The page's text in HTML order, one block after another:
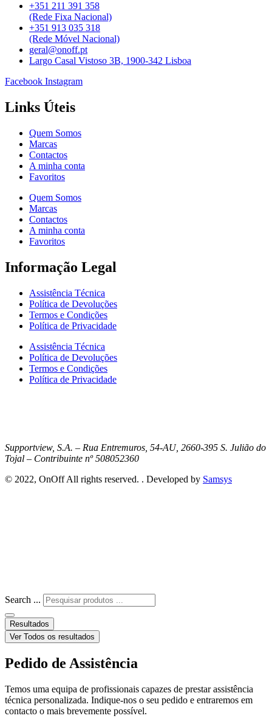
+351 211 391 358
(Rede Fixa Nacional)
+351 913 035 318
(Rede Móvel Nacional)
geral@onoff.pt
Largo Casal Vistoso 3B, 1900-342 Lisboa
Facebook Instagram
Links Úteis
Quem Somos
Marcas
Contactos
A minha conta
Favoritos
Quem Somos
Marcas
Contactos
A minha conta
Favoritos
Informação Legal
Assistência Técnica
Política de Devoluções
Termos e Condições
Política de Privacidade
Assistência Técnica
Política de Devoluções
Termos e Condições
Política de Privacidade
Supportview, S.A. – Rua Entremuros, 54-AU, 2660-395 S. Julião do
Tojal – Contribuinte nº 508052360
© 2022, OnOff All rights reserved. . Developed by Samsys
Search ...
Resultados
Ver Todos os resultados
Pedido de Assistência
Temos uma equipa de profissionais capazes de prestar assistência
técnica personalizada. Indique-nos o seu pedido e entraremos em
contacto o mais brevemente possível.